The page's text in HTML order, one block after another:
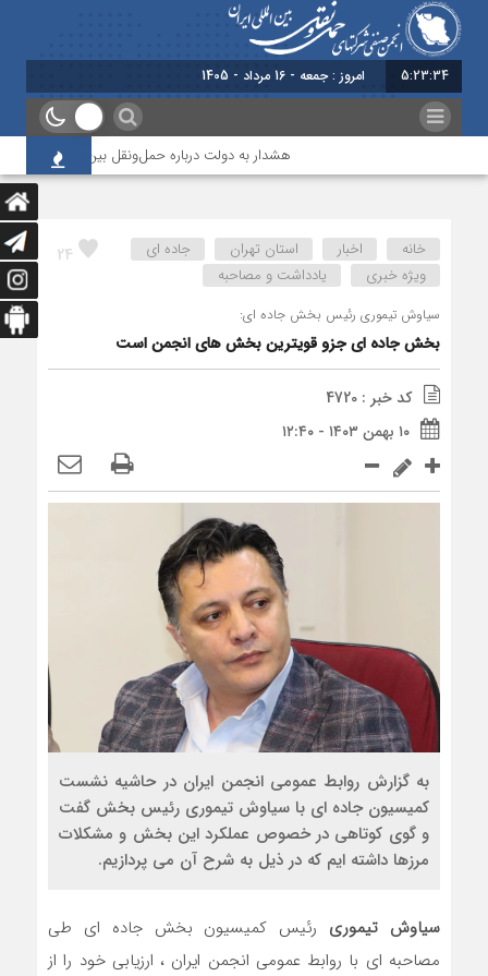
5:23:35 امروز : جمعه - 16 مرداد - 1405
هشدار به دولت درباره حمل‌ونقل بین‌المللی؛ شرکت‌ها
24 خانه اخبار استان تهران
جاده ای
ویژه خبری
یادداشت و مصاحبه
سیاوش تیموری رئیس بخش جاده ای:
بخش جاده ای جزو قویترین بخش های انجمن است
کد خبر : 4720
۱۰ بهمن ۱۴۰۳ - ۱۲:۴۰
به گزارش روابط عمومی انجمن ایران در حاشیه نشست
کمیسیون جاده ای با سیاوش تیموری رئیس بخش گفت
و گوی کوتاهی در خصوص عملکرد این بخش و مشکلات
مرزها داشته ایم که در ذیل به شرح آن می پردازیم.
سیاوش تیموری رئیس کمیسیون بخش جاده ای طی
مصاحبه ای با روابط عمومی انجمن ایران ، ارزیابی خود را از